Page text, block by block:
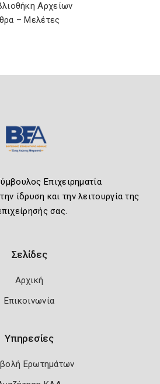
Αρχείων
– Μελέτες
Επιχειρηματία
ίδρυση και την λειτουργία της
σας.
Σελίδες
Αρχική
Επικοινωνία
Υπηρεσίες
Ερωτημάτων